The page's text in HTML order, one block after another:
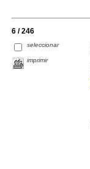
6 / 246
seleccionar
imprimir